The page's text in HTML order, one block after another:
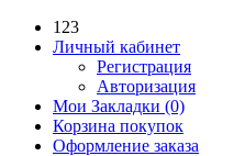
123
Личный кабинет
Регистрация
Авторизация
Мои Закладки (0)
Корзина покупок
Оформление заказа